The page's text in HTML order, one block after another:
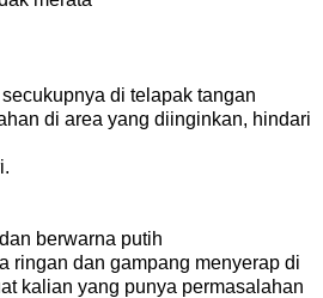
secukupnya di telapak tangan
di area yang diinginkan, hindari
berwarna putih
ringan dan gampang menyerap di
kalian yang punya permasalahan